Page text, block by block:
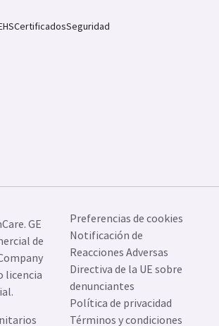
CertificadosSeguridad
GE
de
licencia
Preferencias de cookies
Notificación de
Reacciones Adversas
Directiva de la UE sobre
denunciantes
Política de privacidad
Términos y condiciones